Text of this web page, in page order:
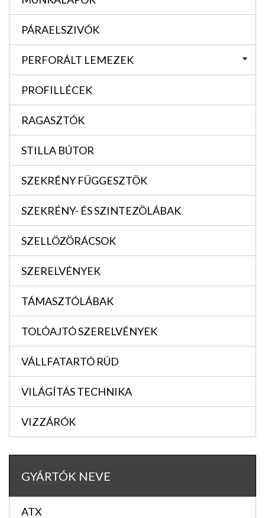
PÁRAELSZIVÓK
PERFORÁLT LEMEZEK
PROFILLÉCEK
RAGASZTÓK
STILLA BÚTOR
SZEKRÉNY FÜGGESZTÖK
SZEKRÉNY- ÉS SZINTEZÖLÁBAK
SZELLÖZÖRÁCSOK
SZERELVÉNYEK
TÁMASZTÓLÁBAK
TOLÓAJTÓ SZERELVÉNYEK
VÁLLFATARTÓ RÚD
VILÁGÍTÁS TECHNIKA
VIZZÁRÓK
GYÁRTÓK NEVE
ATX